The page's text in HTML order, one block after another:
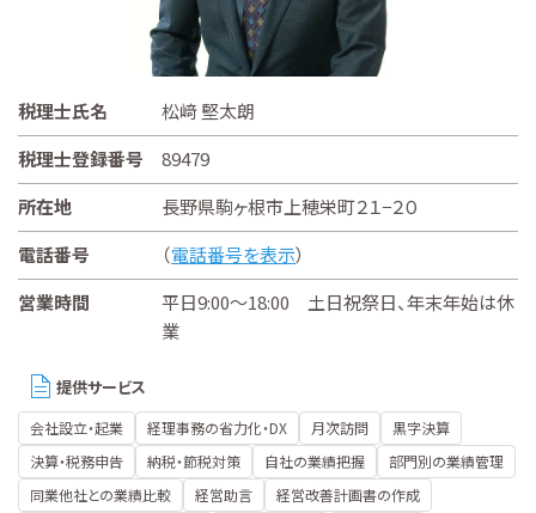
税理士氏名
松﨑 堅太朗
税理士登録番号
89479
所在地
長野県駒ヶ根市上穂栄町２１−２０
電話番号
（電話番号を表示）
営業時間
平日9:00～18:00 土日祝祭日、年末年始は休
業
提供サービス
会社設立・起業 経理事務の省力化・DX 月次訪問
黒字決算
決算・税務申告
納税・節税対策 自社の業績把握
部門別の業績管理
同業他社との業績比較
経営助言
経営改善計画書の作成